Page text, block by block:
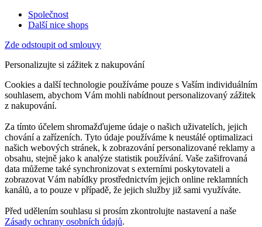
Společnost
Další nice shops
Zde odstoupit od smlouvy
Personalizujte si zážitek z nakupování
Cookies a další technologie používáme pouze s Vaším individuálním
souhlasem, abychom Vám mohli nabídnout personalizovaný zážitek
z nakupování.
Za tímto účelem shromažďujeme údaje o našich uživatelích, jejich
chování a zařízeních. Tyto údaje používáme k neustálé optimalizaci
našich webových stránek, k zobrazování personalizované reklamy a
obsahu, stejně jako k analýze statistik používání. Vaše zašifrovaná
data můžeme také synchronizovat s externími poskytovateli a
zobrazovat Vám nabídky prostřednictvím jejich online reklamních
kanálů, a to pouze v případě, že jejich služby již sami využíváte.
Před udělením souhlasu si prosím zkontrolujte nastavení a naše
Zásady ochrany osobních údajů.